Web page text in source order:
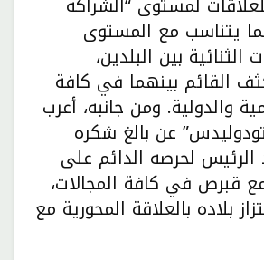
بما يتناسب مع المستوى
الثنائية بين البلدين،
القائم بينهما في كافة
والدولية. ومن جانبه، أعرب
عن بالغ شكره
لحرصه الدائم على
قبرص في كافة المجالات،
بلاده بالعلاقة المحورية مع